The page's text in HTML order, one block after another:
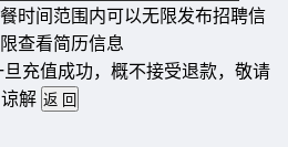
时间范围内可以无限发布招聘信
查看简历信息
充值成功，概不接受退款，敬请
谅解